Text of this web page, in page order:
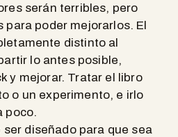
serán terribles, pero
para poder mejorarlos. El
distinto al
lo antes posible,
y mejorar. Tratar el libro
o un experimento, e irlo
poco.
ser diseñado para que sea